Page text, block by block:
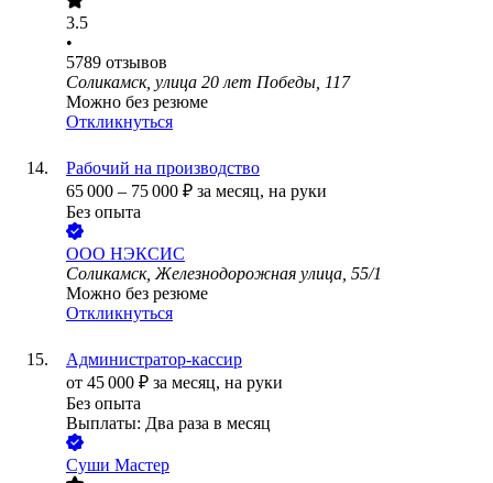
3.5
•
5789 отзывов
Соликамск, улица 20 лет Победы, 117
Можно без резюме
Откликнуться
Рабочий на производство
65 000 – 75 000 ₽ за месяц, на руки
Без опыта
ООО НЭКСИС
Соликамск, Железнодорожная улица, 55/1
Можно без резюме
Откликнуться
Администратор-кассир
от 45 000 ₽ за месяц, на руки
Без опыта
Выплаты: Два раза в месяц
Суши Мастер